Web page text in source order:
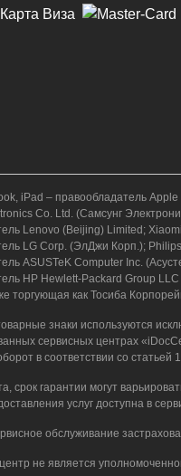
iPad – правообладатель
Co. Ltd. (Самсунг
Lenovo (Beijing) Limited;
LG Corp. (ЭлДжи Корп.);
ASUSTeK Computer Inc.
HP Hewlett-Packard Group
торгующая как Тосиба
знаки используются
сервисных центрах
в соответствии со статьей
срок гарантии могут
услуг доступна в
обслуживание
не является